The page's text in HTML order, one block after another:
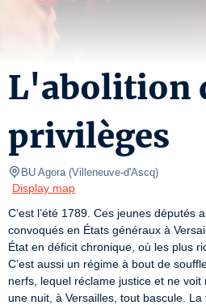
L'abolition
privilèges
BU Agora (Villeneuve-d'Ascq)
Display map
C’est l’été 1789. Ces jeunes députés
convoqués en États généraux à
État en déficit chronique, où les plus
C’est aussi un régime à bout de
nerfs, lequel réclame justice et ne voit
une nuit, à Versailles, tout bascule.